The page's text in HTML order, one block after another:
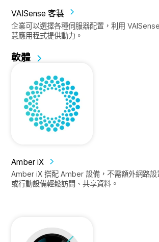
VAISense 客製
企業可以選擇各種伺服器配置，利用
慧應用程式提供動力。
軟體
Amber iX
Amber iX 搭配 Amber 設備，不需額外網路設
或行動設備輕鬆訪問、共享資料。